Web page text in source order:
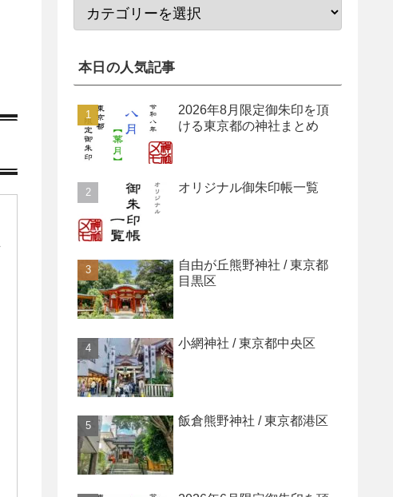
本日の人気記事
2026年8月限定御朱印を頂
ける東京都の神社まとめ
オリジナル御朱印帳一覧
自由が丘熊野神社 / 東京都
目黒区
小網神社 / 東京都中央区
飯倉熊野神社 / 東京都港区